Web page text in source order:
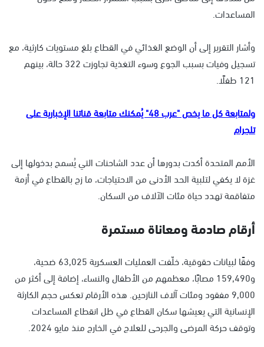
المساعدات.
وأشار التقرير إلى أن الوضع الغذائي في القطاع بلغ مستويات كارثية، مع
تسجيل وفيات بسبب الجوع وسوء التغذية تجاوزت 322 حالة، بينهم
121 طفلًا.
ولمتابعة كل ما يخص "عرب 48" يُمكنك متابعة قناتنا الإخبارية على
تلجرام
الأمم المتحدة أكدت بدورها أن عدد الشاحنات التي يُسمح بدخولها إلى
غزة لا يكفي لتلبية الحد الأدنى من الاحتياجات، ما زج بالقطاع في أزمة
متفاقمة تهدد حياة مئات الآلاف من السكان.
أرقام صادمة ومعاناة مستمرة
وفقًا لبيانات حقوقية، خلّفت العمليات العسكرية 63,025 ضحية،
و159,490 مصابًا، معظمهم من الأطفال والنساء، إضافة إلى أكثر من
9,000 مفقود ومئات آلاف النازحين. هذه الأرقام تعكس حجم الكارثة
الإنسانية التي يعيشها سكان القطاع في ظل انقطاع المساعدات
وتوقف حركة المرضى والجرحى للعلاج في الخارج منذ مايو 2024.